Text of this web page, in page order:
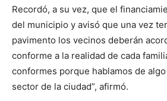
Recordó, a su vez, que el
del municipio y avisó que una vez
pavimento los vecinos deberán
conforme a la realidad de cada
conformes porque hablamos de
sector de la ciudad”, afirmó.